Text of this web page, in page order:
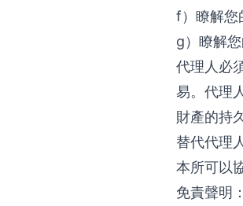
f）瞭解您
g）瞭解
代理人必
易。代理
財產的持
替代代理
本所可以
免責聲明